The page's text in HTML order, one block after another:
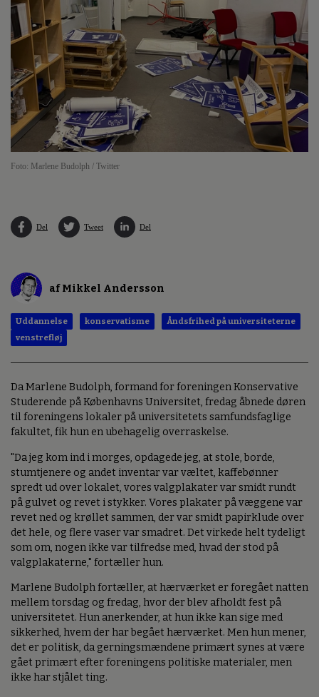
Foto: Marlene Budolph / Twitter
Del Tweet Del
af Mikkel Andersson
Uddannelse konservatisme
Åndsfrihed på universiteterne
venstrefløj
Da Marlene Budolph, formand for foreningen Konservative
Studerende på Københavns Universitet, fredag åbnede døren
til foreningens lokaler på universitetets samfundsfaglige
fakultet, fik hun en ubehagelig overraskelse.
"Da jeg kom ind i morges, opdagede jeg, at stole, borde,
stumtjenere og andet inventar var væltet, kaffebønner
spredt ud over lokalet, vores valgplakater var smidt rundt
på gulvet og revet i stykker. Vores plakater på væggene var
revet ned og krøllet sammen, der var smidt papirklude over
det hele, og flere vaser var smadret. Det virkede helt tydeligt
som om, nogen ikke var tilfredse med, hvad der stod på
valgplakaterne," fortæller hun.
Marlene Budolph fortæller, at hærværket er foregået natten
mellem torsdag og fredag, hvor der blev afholdt fest på
universitetet. Hun anerkender, at hun ikke kan sige med
sikkerhed, hvem der har begået hærværket. Men hun mener,
det er politisk, da gerningsmændene primært synes at være
gået primært efter foreningens politiske materialer, men
ikke har stjålet ting.